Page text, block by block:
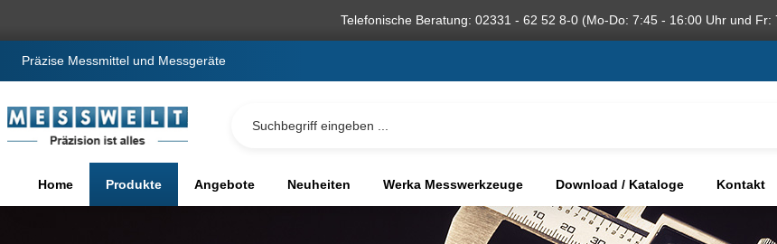
Telefonische Beratung: 02331 - 62 52 8-0 (Mo-Do: 7:45 - 16:00 Uhr und Fr:
Präzise Messmittel und Messgeräte
Home Produkte Angebote Neuheiten Werka Messwerkzeuge Download / Kataloge Kontakt